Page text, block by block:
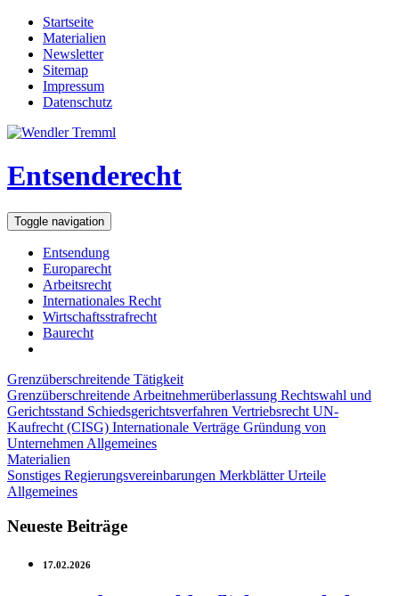
Startseite
Materialien
Newsletter
Sitemap
Impressum
Datenschutz
Entsenderecht
Toggle navigation
Entsendung
Europarecht
Arbeitsrecht
Internationales Recht
Wirtschaftsstrafrecht
Baurecht
Grenzüberschreitende Tätigkeit
Grenzüberschreitende Arbeitnehmerüberlassung Rechtswahl und
Gerichtsstand Schiedsgerichtsverfahren Vertriebsrecht UN-
Kaufrecht (CISG) Internationale Verträge Gründung von
Unternehmen Allgemeines
Materialien
Sonstiges Regierungsvereinbarungen MerkblätterUrteile
Allgemeines
Neueste Beiträge
17.02.2026